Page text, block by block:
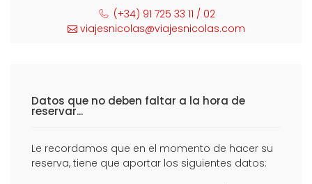
(+34) 91 725 33 11 / 02
viajesnicolas@viajesnicolas.com
Datos que no deben faltar a la hora de
reservar...
Le recordamos que en el momento de hacer su
reserva, tiene que aportar los siguientes datos: